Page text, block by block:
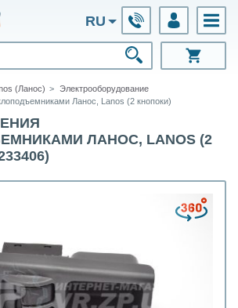
RU
(Ланос)
Электрооборудование
Ланос, Lanos (2 кнопоки)
ЛАНОС, LANOS (2